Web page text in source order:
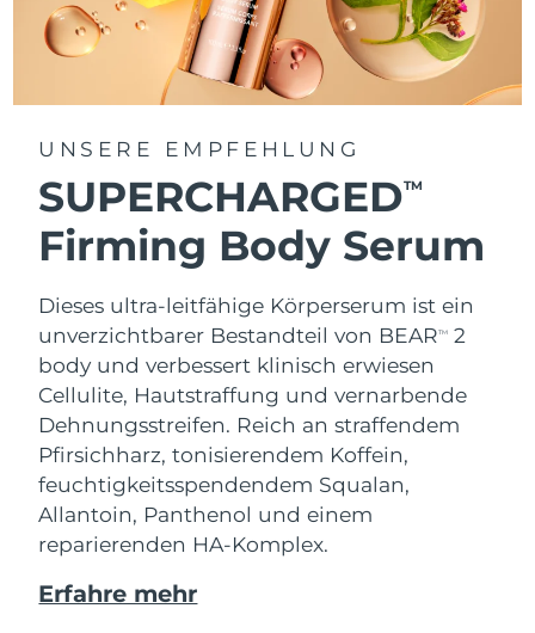
UNSERE EMPFEHLUNG
SUPERCHARGEDTM
Firming Body Serum
Dieses ultra-leitfähige Körperserum ist ein
unverzichtbarer Bestandteil von BEARTM
2
body und verbessert klinisch erwiesen
Cellulite, Hautstraffung und vernarbende
Dehnungsstreifen. Reich an straffendem
Pfirsichharz, tonisierendem Koffein,
feuchtigkeitsspendendem Squalan,
Allantoin, Panthenol und einem
reparierenden HA-Komplex.
Erfahre mehr